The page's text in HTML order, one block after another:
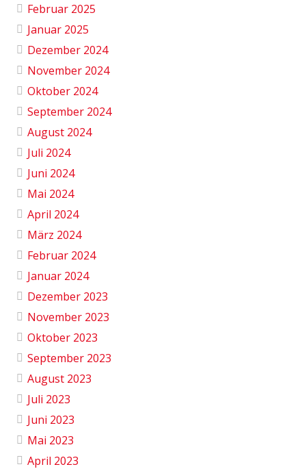
Februar 2025
Januar 2025
Dezember 2024
November 2024
Oktober 2024
September 2024
August 2024
Juli 2024
Juni 2024
Mai 2024
April 2024
März 2024
Februar 2024
Januar 2024
Dezember 2023
November 2023
Oktober 2023
September 2023
August 2023
Juli 2023
Juni 2023
Mai 2023
April 2023